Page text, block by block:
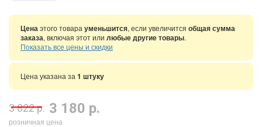
Ценаэтого товара уменьшится, если увеличится общая сумма
заказа, включая этот или любые другие товары.
Показать все цены и скидки
Цена указана за 1 штуку
3 822 р. 3 180 р.
розничная цена